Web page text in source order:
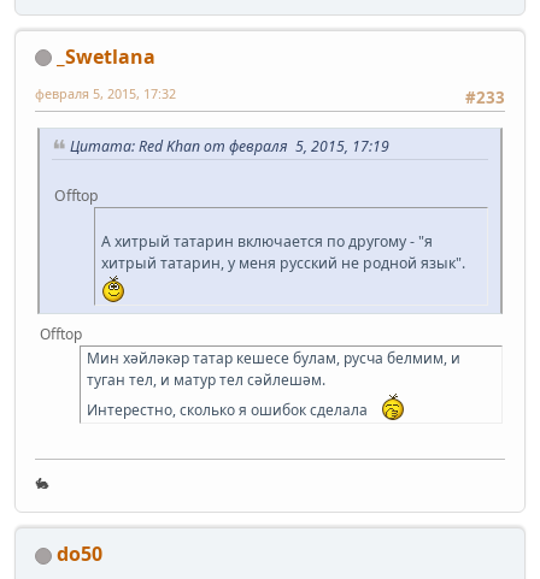
_Swetlana
#233
февраля 5, 2015, 17:32
Цитата: Red Khan от февраля 5, 2015, 17:19
Offtop
А хитрый татарин включается по другому - "я
хитрый татарин, у меня русский не родной язык".
Offtop
Мин хәйләкәр татар кешесе булам, русча белмим, и
туган тел, и матур тел сәйлешәм.
Интерестно, сколько я ошибок сделала
🐇
do50